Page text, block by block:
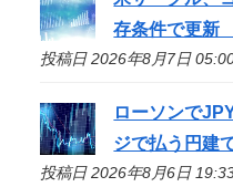
存条件で更新
投稿日 2026年8月7日
ローソンで
ジで払う円建
投稿日 2026年8月6日